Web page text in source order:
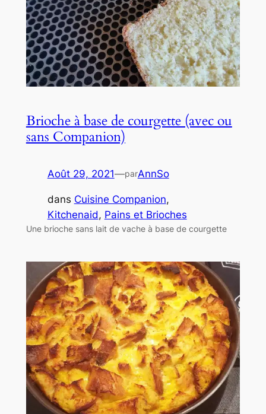
Brioche à base de courgette (avec ou
sans Companion)
Août 29, 2021—parAnnSo
dans Cuisine Companion
Kitchenaid, Pains et Brioches
Une brioche sans lait de vache à base de courgette